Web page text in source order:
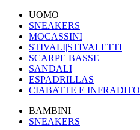
UOMO
SNEAKERS
MOCASSINI
STIVALI|STIVALETTI
SCARPE BASSE
SANDALI
ESPADRILLAS
CIABATTE E INFRADITO
BAMBINI
SNEAKERS